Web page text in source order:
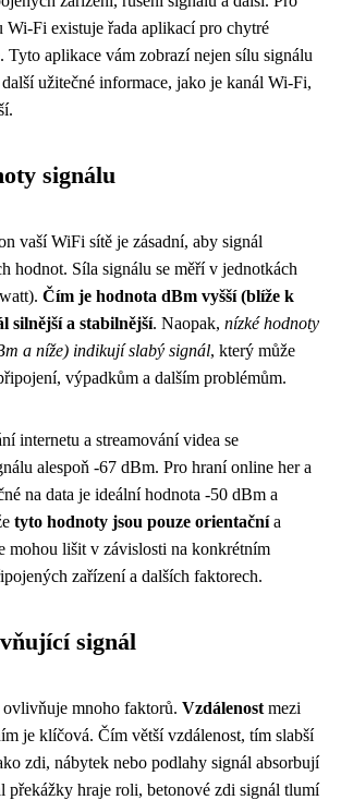
Wi-Fi existuje řada aplikací pro chytré
Tyto aplikace vám zobrazí nejen sílu signálu
užitečné informace, jako je kanál Wi-Fi,
signálu
vaší WiFi sítě je zásadní, aby signál
hodnot. Síla signálu se měří v jednotkách
Čím je hodnota dBm vyšší (blíže k
silnější a stabilnější. Naopak, nízké hodnoty
a níže) indikují slabý signál, který může
výpadkům a dalším problémům.
internetu a streamování videa se
alespoň -67 dBm. Pro hraní online her a
na data je ideální hodnota -50 dBm a
tyto hodnoty jsou pouze orientačnía
mohou lišit v závislosti na konkrétním
zařízení a dalších faktorech.
signál
mnoho faktorů. Vzdálenost mezi
je klíčová. Čím větší vzdálenost, tím slabší
zdi, nábytek nebo podlahy signál absorbují
překážky hraje roli, betonové zdi signál tlumí